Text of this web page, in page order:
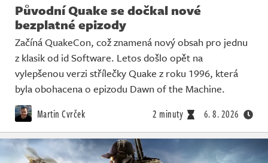
Původní Quake se dočkal nové
bezplatné epizody
Začíná QuakeCon, což znamená nový obsah pro jednu
z klasik od id Software. Letos došlo opět na
vylepšenou verzi střílečky Quake z roku 1996, která
byla obohacena o epizodu Dawn of the Machine.
Martin Cvrček 2 minuty 6. 8. 2026